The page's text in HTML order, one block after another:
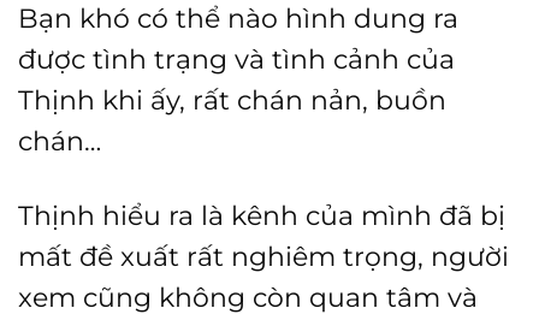
Bạn khó có thể nào hình dung ra
được tình trạng và tình cảnh của
Thịnh khi ấy, rất chán nản, buồn
chán…
Thịnh hiểu ra là kênh của mình đã bị
mất đề xuất rất nghiêm trọng, người
xem cũng không còn quan tâm và